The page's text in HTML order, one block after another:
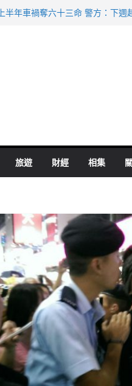
上半年車禍奪六十三命 警方：下週
旅遊 財經 相集